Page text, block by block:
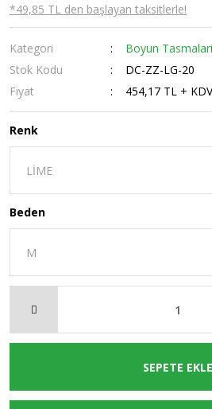
*49,85 TL den başlayan taksitlerle!
Kategori
Boyun Tasmalari
Stok Kodu
DC-ZZ-LG-20
Fiyat
454,17 TL +
Renk
Beden
SEPETE EKLE